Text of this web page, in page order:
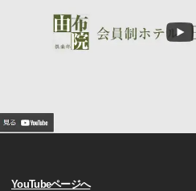
YouTubeページへ